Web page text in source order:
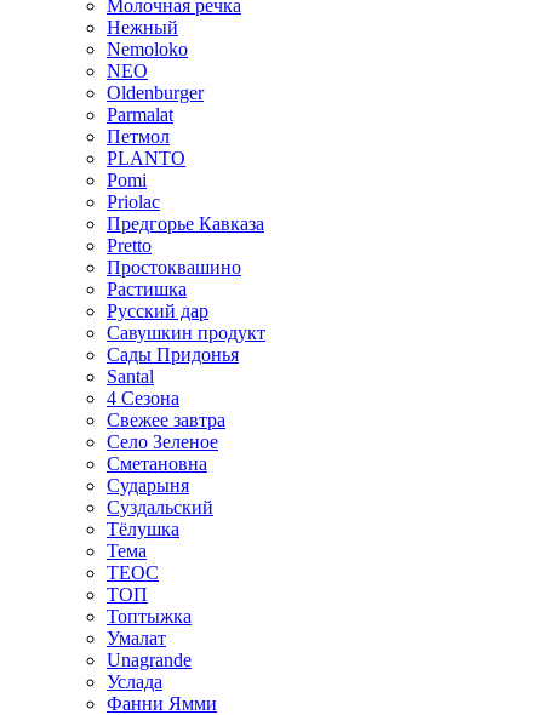
Молочная речка
Нежный
Nemoloko
NEO
Oldenburger
Parmalat
Петмол
PLANTO
Pomi
Priolac
Предгорье Кавказа
Pretto
Простоквашино
Растишка
Русский дар
Савушкин продукт
Сады Придонья
Santal
4 Сезона
Свежее завтра
Село Зеленое
Сметановна
Сударыня
Суздальский
Тёлушка
Тема
ТЕОС
ТОП
Топтыжка
Умалат
Unagrande
Услада
Фанни Ямми